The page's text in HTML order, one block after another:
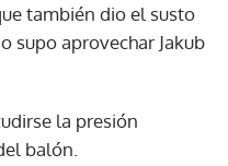
también dio el susto
supo aprovechar Jakub
la presión
balón.